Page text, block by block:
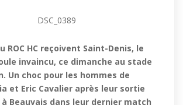
ROC HC reçoivent Saint-Denis, le
invaincu, ce dimanche au stade
Un choc pour les hommes de
et Eric Cavalier après leur sortie
Beauvais dans leur dernier match